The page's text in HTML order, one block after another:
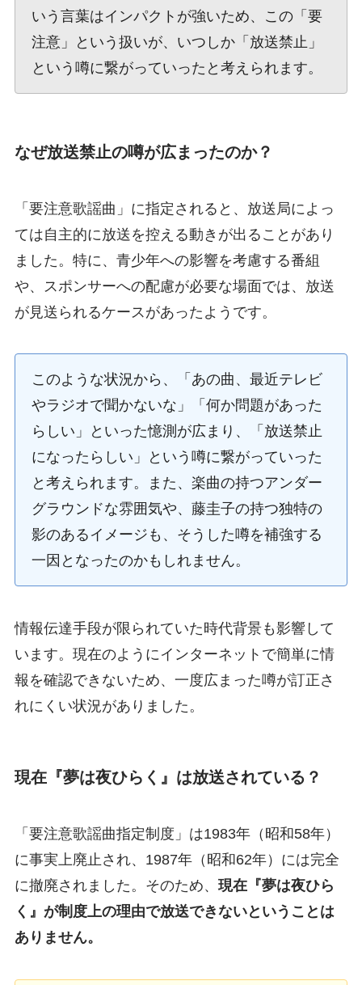
いう言葉はインパクトが強いため、この「要
注意」という扱いが、いつしか「放送禁止」
という噂に繋がっていったと考えられます。
なぜ放送禁止の噂が広まったのか？
「要注意歌謡曲」に指定されると、放送局によっ
ては自主的に放送を控える動きが出ることがあり
ました。特に、青少年への影響を考慮する番組
や、スポンサーへの配慮が必要な場面では、放送
が見送られるケースがあったようです。
このような状況から、「あの曲、最近テレビ
やラジオで聞かないな」「何か問題があった
らしい」といった憶測が広まり、「放送禁止
になったらしい」という噂に繋がっていった
と考えられます。また、楽曲の持つアンダー
グラウンドな雰囲気や、藤圭子の持つ独特の
影のあるイメージも、そうした噂を補強する
一因となったのかもしれません。
情報伝達手段が限られていた時代背景も影響して
います。現在のようにインターネットで簡単に情
報を確認できないため、一度広まった噂が訂正さ
れにくい状況がありました。
現在『夢は夜ひらく』は放送されている？
「要注意歌謡曲指定制度」は1983年（昭和58年）
に事実上廃止され、1987年（昭和62年）には完全
に撤廃されました。そのため、 現在『夢は夜ひら
く』が制度上の理由で放送できないということは
ありません。